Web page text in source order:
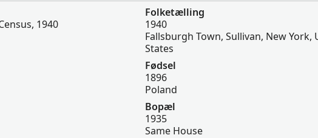
1940
Folketælling
1940
Fallsburgh Town, Sullivan, New York,
States
Fødsel
1896
Poland
Bopæl
1935
Same House